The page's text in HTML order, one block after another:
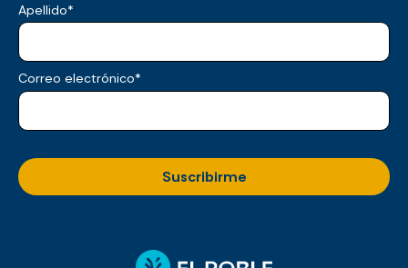
Apellido*
Correo electrónico*